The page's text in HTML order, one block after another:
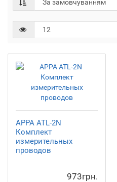
APPA ATL-2N
Комплект
измерительных
проводов
973грн.